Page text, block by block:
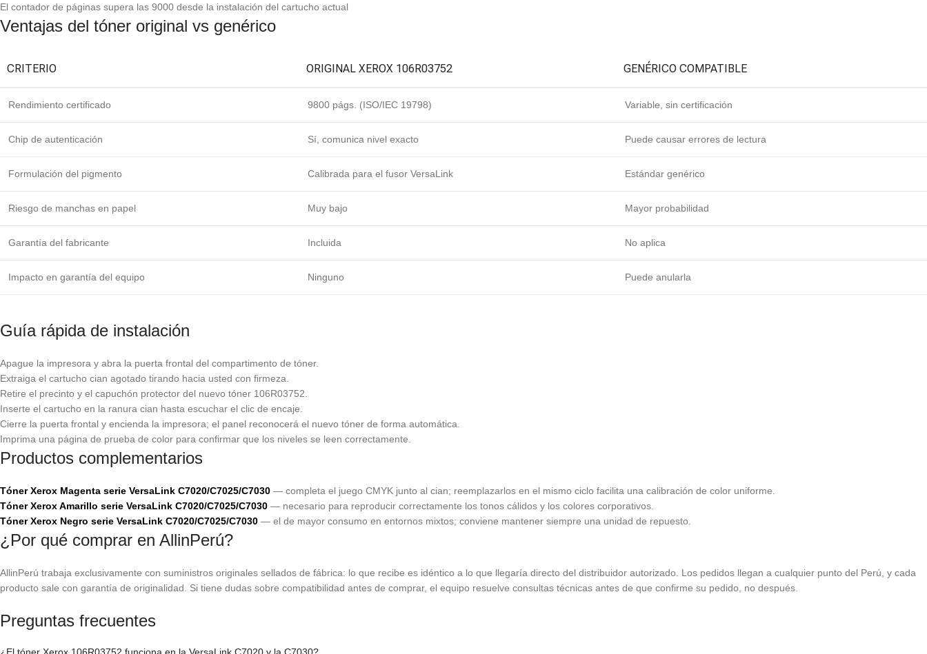
El contador de páginas supera las 9000 desde la instalación del cartucho actual
Ventajas del tóner original vs genérico
CRITERIO ORIGINAL XEROX 106R03752 GENÉRICO COMPATIBLE
Rendimiento certificado 9800 págs. (ISO/IEC 19798) Variable, sin certificación
Chip de autenticación Sí, comunica nivel exacto Puede causar errores de lectura
Formulación del pigmento Calibrada para el fusor VersaLink Estándar genérico
Riesgo de manchas en papel Muy bajo Mayor probabilidad
Garantía del fabricante Incluida No aplica
Impacto en garantía del equipo Ninguno Puede anularla
Guía rápida de instalación
Apague la impresora y abra la puerta frontal del compartimento de tóner.
Extraiga el cartucho cian agotado tirando hacia usted con firmeza.
Retire el precinto y el capuchón protector del nuevo tóner 106R03752.
Inserte el cartucho en la ranura cian hasta escuchar el clic de encaje.
Cierre la puerta frontal y encienda la impresora; el panel reconocerá el nuevo tóner de forma automática.
Imprima una página de prueba de color para confirmar que los niveles se leen correctamente.
Productos complementarios
Tóner Xerox Magenta serie VersaLink C7020/C7025/C7030 — completa el juego CMYK junto al cian; reemplazarlos en el mismo ciclo facilita una calibración de color uniforme.
Tóner Xerox Amarillo serie VersaLink C7020/C7025/C7030 — necesario para reproducir correctamente los tonos cálidos y los colores corporativos.
Tóner Xerox Negro serie VersaLink C7020/C7025/C7030 — el de mayor consumo en entornos mixtos; conviene mantener siempre una unidad de repuesto.
¿Por qué comprar en AllinPerú?
AllinPerú trabaja exclusivamente con suministros originales sellados de fábrica: lo que recibe es idéntico a lo que llegaría directo del distribuidor autorizado. Los pedidos llegan a cualquier punto del Perú, y cada
producto sale con garantía de originalidad. Si tiene dudas sobre compatibilidad antes de comprar, el equipo resuelve consultas técnicas antes de que confirme su pedido, no después.
Preguntas frecuentes
¿El tóner Xerox 106R03752 funciona en la VersaLink C7020 y la C7030?